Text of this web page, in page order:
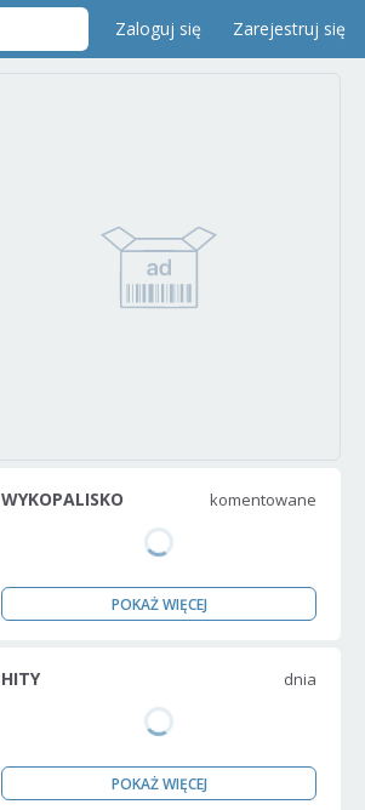
Zaloguj się Zarejestruj się
WYKOPALISKO komentowane
POKAŻ WIĘCEJ
HITY dnia
POKAŻ WIĘCEJ